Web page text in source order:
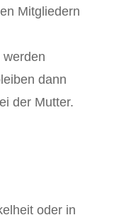
Mitgliedern
werden
dann
der Mutter.
oder in